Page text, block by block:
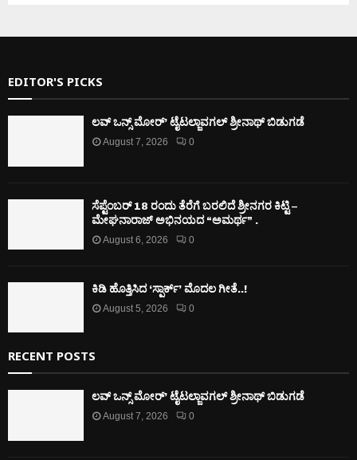
EDITOR'S PICKS
ಲವ್ ಒನ್ಸ್ ಮೋರ್’ ಟೈಟಲ್ಜಾವಗಲ್ ಶ್ರೀನಾಥ್ ಬಿಡುಗಡೆ
August 7, 2026 0
ಸೆಪ್ಟೆಂಬರ್ 18 ರಂದು ತೆರೆಗೆ ಬರಲಿದೆ ಶ್ರೀನಗರ ಕಿಟ್ಟಿ –
ಮೇಘನಾರಾಜ್ ಅಭಿನಯದ “ಅಮರ್ಥ” .
August 6, 2026 0
ಕಿಡಿ‌‌ ಹೊತ್ತಿಸಿದ ‘ಸ್ಪಾರ್ಕ್’ ಮೊದಲ‌ ಗೀತೆ..!
August 5, 2026 0
RECENT POSTS
ಲವ್ ಒನ್ಸ್ ಮೋರ್’ ಟೈಟಲ್ಜಾವಗಲ್ ಶ್ರೀನಾಥ್ ಬಿಡುಗಡೆ
August 7, 2026 0